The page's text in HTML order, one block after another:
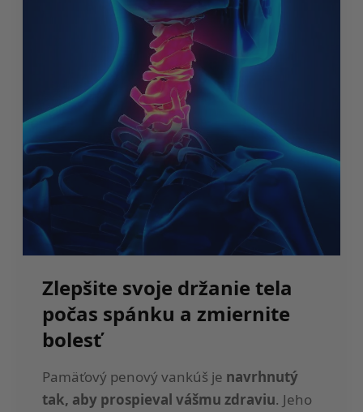
Zlepšite svoje držanie tela
počas spánku a zmiernite
bolesť
Pamäťový penový vankúš je navrhnutý
tak, aby prospieval vášmu zdraviu. Jeho